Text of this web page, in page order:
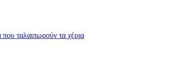
ταλαιπωρούν τα χέρια